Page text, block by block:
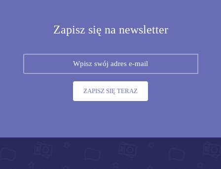
Zapisz się na newsletter
ZAPISZ SIĘ TERAZ